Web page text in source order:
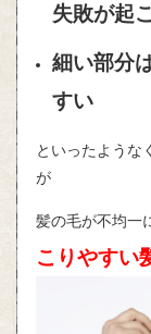
失敗が起
細い部分
すい
といったような
が
髪の毛が不均一
こりやすい